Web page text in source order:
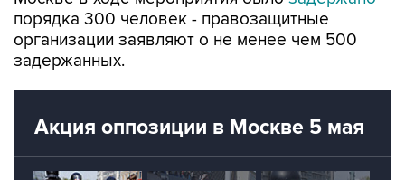
порядка 300 человек - правозащитные
организации заявляют о не менее чем 500
задержанных.
Акция оппозиции в Москве 5 мая